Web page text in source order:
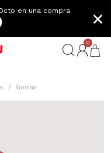
en una compra
×
0
Gorras